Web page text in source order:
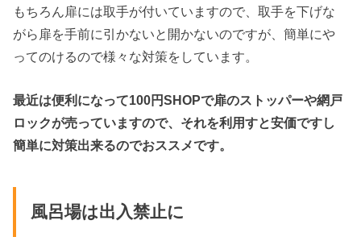
もちろん扉には取手が付いていますので、取手を下げな
がら扉を手前に引かないと開かないのですが、簡単にや
ってのけるので様々な対策をしています。
最近は便利になって100円SHOPで扉のストッパーや網戸
ロックが売っていますので、それを利用すと安価ですし
簡単に対策出来るのでおススメです。
風呂場は出入禁止に